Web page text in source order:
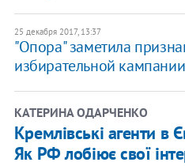
25 декабря 2017, 13:37
"Опора" заметила
избирательной
КАТЕРИНА ОДАРЧЕНКО
Кремлівські агенти в
Як РФ лобіює свої